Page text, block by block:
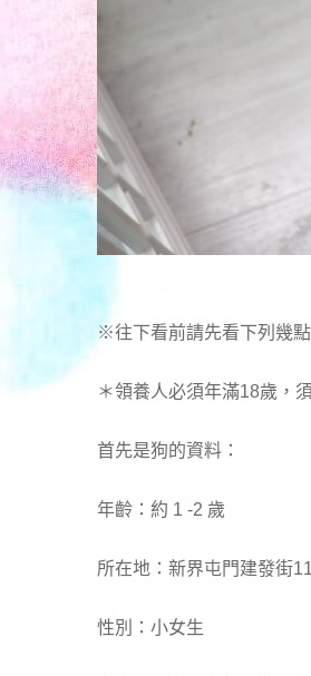
※往下看前請先看下列幾
＊領養人必須年滿18歲，
首先是狗的資料：
年齡：約 1 -2 歲
所在地：新界屯門建發街
性別：小女生